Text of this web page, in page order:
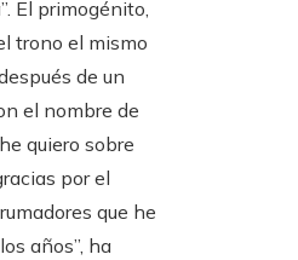
El primogénito,
trono el mismo
de un
el nombre de
quiero sobre
por el
que he
años”, ha